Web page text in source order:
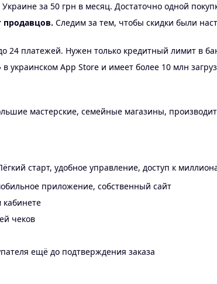
за 50 грн в месяц. Достаточно одной
продавцов. Следим за тем, чтобы скидки были
24 платежей. Нужен только кредитный лимит в
украинском App Store и имеет более 10 млн
мастерские, семейные магазины,
старт, удобное управление, доступ к
приложение, собственный сайт
чеков
ещё до подтверждения заказа